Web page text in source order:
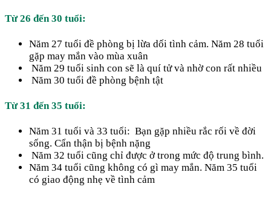
Từ 26 đến 30 tuổi:
Năm 27 tuổi đề phòng bị lừa dối tình cảm. Năm 28 tuổi
gặp may mắn vào mùa xuân
Năm 29 tuổi sinh con sẽ là quí tử và nhờ con rất nhiều
Năm 30 tuổi đề phòng bệnh tật
Từ 31 đến 35 tuổi:
Năm 31 tuổi và 33 tuổi: Bạn gặp nhiều rắc rối về đời
sống. Cẩn thận bị bệnh nặng
Năm 32 tuổi cũng chỉ được ở trong mức độ trung bình.
Năm 34 tuổi cũng không có gì may mắn. Năm 35 tuổi
có giao động nhẹ về tình cảm